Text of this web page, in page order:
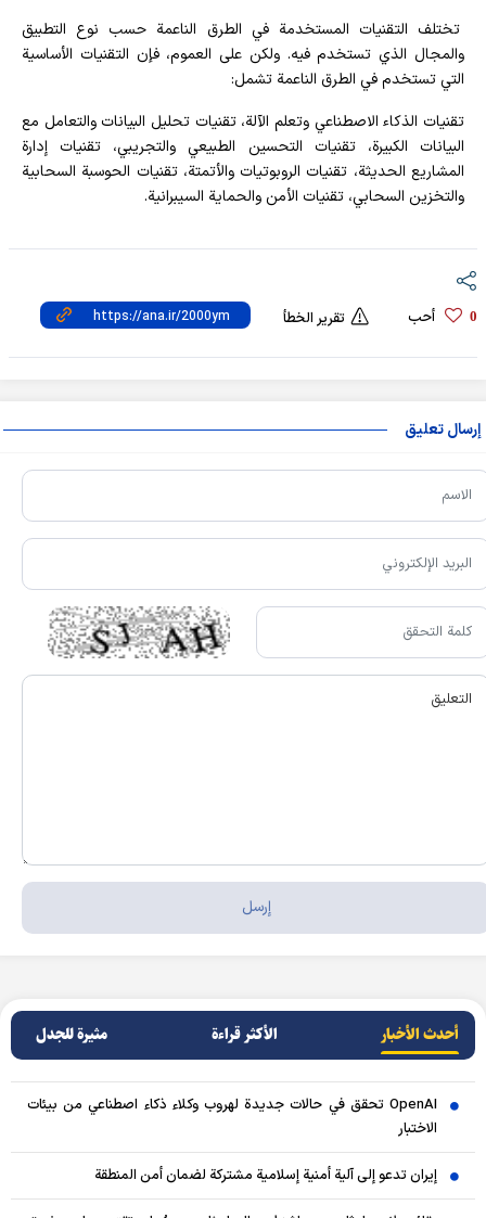
تختلف التقنيات المستخدمة في الطرق الناعمة حسب نوع التطبيق
والمجال الذي تستخدم فيه. ولكن على العموم، فإن التقنيات الأساسية
التي تستخدم في الطرق الناعمة تشمل:
تقنيات الذكاء الاصطناعي وتعلم الآلة، تقنيات تحليل البيانات والتعامل مع
البيانات الكبيرة، تقنيات التحسين الطبيعي والتجريبي، تقنيات إدارة
المشاريع الحديثة، تقنيات الروبوتيات والأتمتة، تقنيات الحوسبة السحابية
والتخزين السحابي، تقنيات الأمن والحماية السيبرانية.
0 أحب تقرير الخطأ
إرسال تعليق
أحدث الأخبار الأکثر قراءة مثيرة للجدل
OpenAI تحقق في حالات جديدة لهروب وكلاء ذكاء اصطناعي من بيئات
الاختبار
إيران تدعو إلى آلية أمنية إسلامية مشتركة لضمان أمن المنطقة